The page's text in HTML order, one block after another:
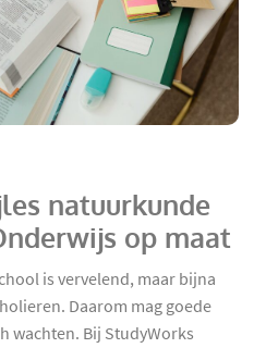
natuurkunde
op maat
is vervelend, maar bijna
Daarom mag goede
wachten. Bij StudyWorks